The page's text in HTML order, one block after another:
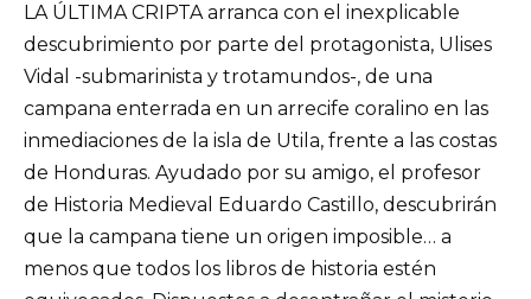
LA ÚLTIMA CRIPTA arranca con el inexplicable
descubrimiento por parte del protagonista, Ulises
Vidal -submarinista y trotamundos-, de una
campana enterrada en un arrecife coralino en las
inmediaciones de la isla de Utila, frente a las costas
de Honduras. Ayudado por su amigo, el profesor
de Historia Medieval Eduardo Castillo, descubrirán
que la campana tiene un origen imposible… a
menos que todos los libros de historia estén